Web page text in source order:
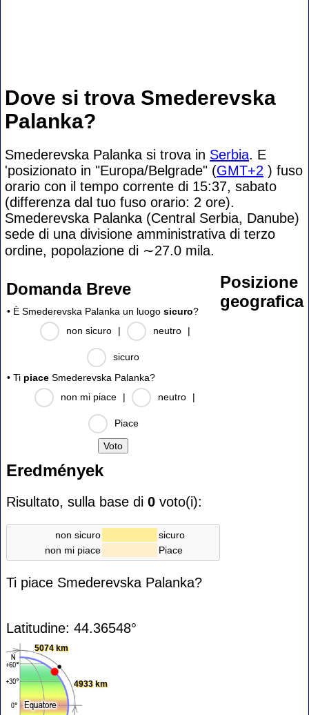
Dove si trova Smederevska
Palanka?
Smederevska Palanka si trova in Serbia. E
'posizionato in "Europa/Belgrade" (GMT+2 ) fuso
orario con il tempo corrente di 15:37, sabato
(differenza dal tuo fuso orario: 2 ore).
Smederevska Palanka (Central Serbia, Danube)
sede di una divisione amministrativa di terzo
ordine, popolazione di ∼27.0 mila.
Domanda Breve
• È Smederevska Palanka un luogo sicuro?
non sicuro
| neutro |
sicuro
• Ti piace Smederevska Palanka?
non mi piace
| neutro |
Piace
Eredmények
Risultato, sulla base di 0 voto(i):
non sicuro
sicuro
non mi piace
Piace
Ti piace Smederevska Palanka?
Posizione
geografica
Latitudine: 44.36548°
5074 km
4933 km